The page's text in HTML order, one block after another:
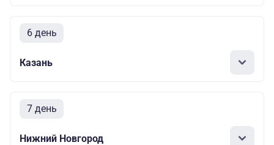
6 день
Казань
7 день
Нижний Новгород